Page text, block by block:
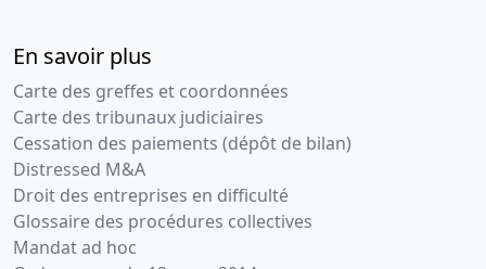
En savoir plus
Carte des greffes et coordonnées
Carte des tribunaux judiciaires
Cessation des paiements (dépôt de bilan)
Distressed M&A
Droit des entreprises en difficulté
Glossaire des procédures collectives
Mandat ad hoc